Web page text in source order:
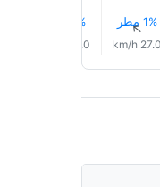
1% مطر↑
27.0 km/h
1% مطر
27.0 km/h